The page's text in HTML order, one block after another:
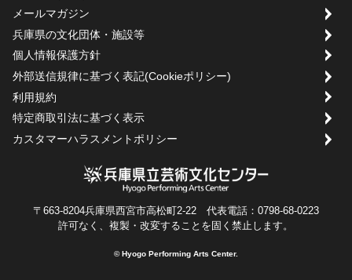
メールマガジン
兵庫県の文化団体・施設等
個人情報保護方針
外部送信規律に基づく表記(Cookieポリシー)
利用規約
特定商取引法に基づく表示
カスタマーハラスメントポリシー
〒663-8204兵庫県西宮市高松町2-22 代表電話：0798-68-0223
許可なく、複製・改変することを固く禁止します。
© Hyogo Performing Arts Center.